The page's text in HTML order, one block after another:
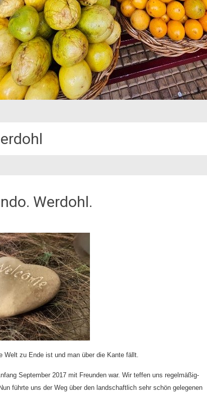
Werdohl.
Welt zu Ende ist und man über die Kante fällt.
September 2017 mit Freunden war. Wir teffen uns regelmäßig-
führte uns der Weg über den landschaftlich sehr schön gelegenen